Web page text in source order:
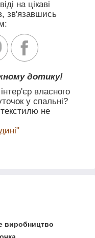
на цікаві
зв'язавшись
дотику!
власного
у спальні?
не
виробництво